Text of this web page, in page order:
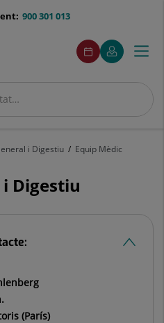
900 301 013
menuAcceso
Demaneu
cita
Aquest
enllaç
s'obrirà
una
El
meu
Aquest
enllaç
s'obrirà
una
finestra
Menú
i Digestiu Equip Mèdic
Digestiu
(París)